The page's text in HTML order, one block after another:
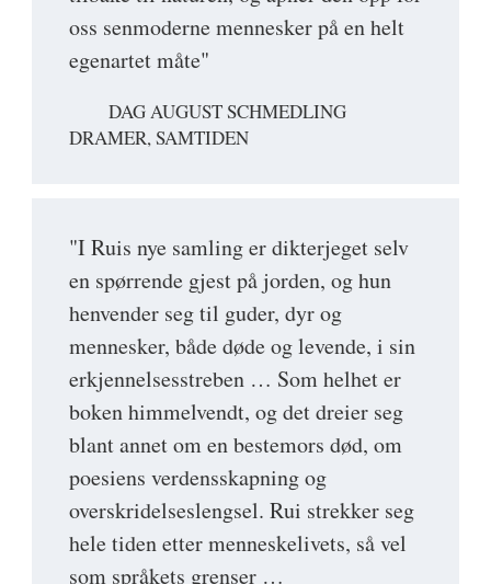
oss senmoderne mennesker på en helt
egenartet måte"
DAG AUGUST SCHMEDLING
DRAMER, SAMTIDEN
"I Ruis nye samling er dikterjeget selv
en spørrende gjest på jorden, og hun
henvender seg til guder, dyr og
mennesker, både døde og levende, i sin
erkjennelsesstreben … Som helhet er
boken himmelvendt, og det dreier seg
blant annet om en bestemors død, om
poesiens verdensskapning og
overskridelseslengsel. Rui strekker seg
hele tiden etter menneskelivets, så vel
som språkets grenser …